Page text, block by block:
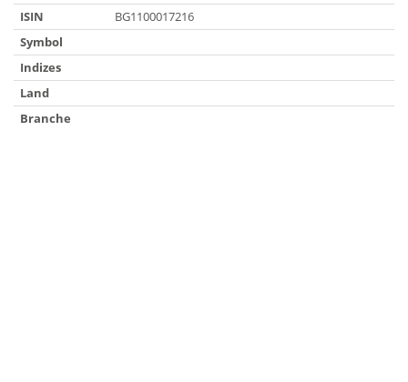
ISIN
BG1100017216
Symbol
Indizes
Land
Branche